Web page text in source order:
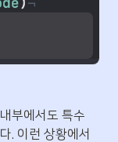
부에서도 특수
. 이런 상황에서